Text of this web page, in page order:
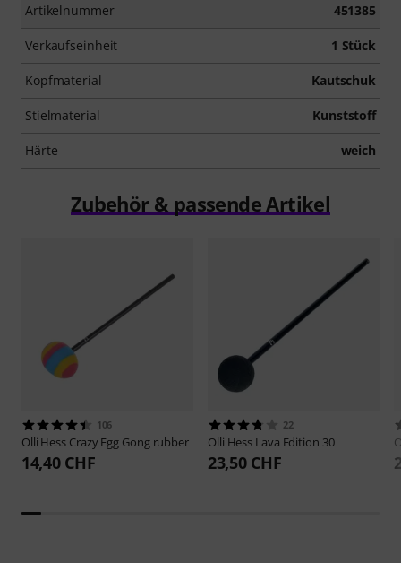
Artikelnummer 451385
Verkaufseinheit 1 Stück
Kopfmaterial Kautschuk
Stielmaterial Kunststoff
Härte weich
Zubehör & passende Artikel
106
Olli Hess Crazy Egg Gong rubber
14,40 CHF
22
Olli Hess Lava Edition 30
23,50 CHF